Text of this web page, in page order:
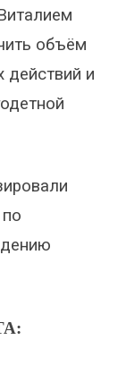
объём
действий и